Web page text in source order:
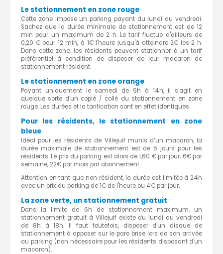
Le stationnement en zone rouge
Cette zone impose un parking payant du lundi au vendredi.
Sachez que la durée minimale de stationnement est de 12
min pour un maximum de 2 h. Le tarif fluctue d'ailleurs de
0,20 € pour 12 min, à 1€ l'heure jusqu'à atteindre 2€ les 2 h.
Dans cette zone, les résidents peuvent stationner à un tarif
préférentiel à condition de disposer de leur macaron de
stationnement résident.
Le stationnement en zone orange
Payant uniquement le samedi de 9h à 14h, il s'agit en
quelque sorte d'un copié / collé du stationnement en zone
rouge. Les durées et la tarification sont en effet identiques.
Pour les résidents, le stationnement en zone
bleue
Idéal pour les résidents de Villejuif munis d’un macaron, la
durée maximale de stationnement est de 5 jours pour les
résidents. Le prix du parking est alors de 1,60 € par jour, 6€ par
semaine, 22€ par mois par abonnement.
Attention en tant que non résident, la durée est limitée à 24h
avec un prix du parking de 1€ de l'heure ou 4€ par jour.
La zone verte, un stationnement gratuit
Dans la limite de 6h de stationnement maximum, un
stationnement gratuit à Villejuif existe du lundi au vendredi
de 8h à 18h. Il faut toutefois, disposer d'un disque de
stationnement à apposer sur le pare brise lors de son arrivée
au parking (non nécessaire pour les résidents disposant d'un
macaron).